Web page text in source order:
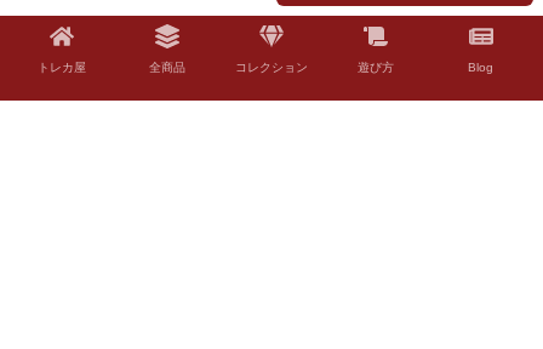
トレカ屋 全商品 コレクション 遊び方 Blog